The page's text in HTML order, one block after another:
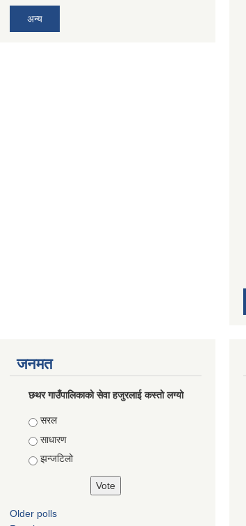
अन्य
जनमत
छथर गाउँपालिकाको सेवा हजुरलाई कस्तो लग्यो
Choices
सरल
साधारण
झन्जटिलो
Older polls